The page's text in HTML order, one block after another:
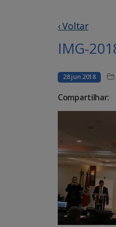
‹ Voltar
IMG-
28 jun 2018
Compartilhar: